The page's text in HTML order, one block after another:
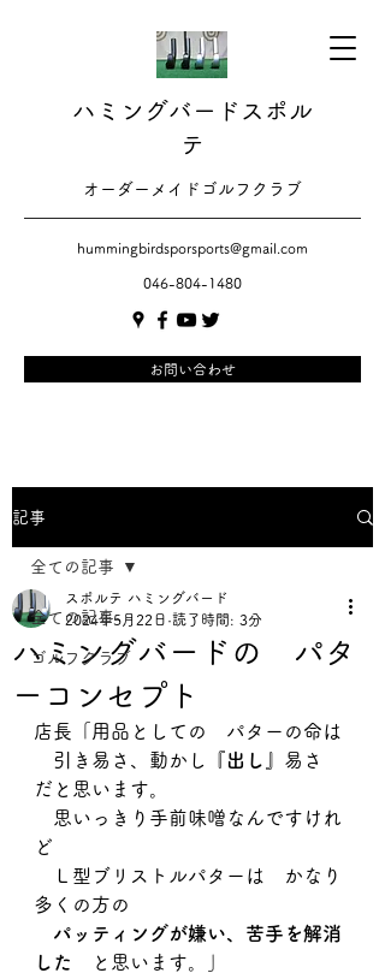
ハミングバードスポル
テ
​​オーダーメイドゴルフクラブ
hummingbirdsporsports@gmail.com
046-804-1480
お問い合わせ
記事
全ての記事
ゴルフクラブ
全ての記事
ハミングバードの パタ
ーコンセプト
スポルテ ハミングバード
2024年5月22日 読了時間: 3分
店長「用品としての　パターの命は
引き易さ、動かし『 出し
』易さ
だと思います。
思いっきり手前味噌なんですけれ
ど
Ｌ型ブリストルパターは　かなり
多くの方の
パッティングが嫌い、苦手を解消
した
と思います。」